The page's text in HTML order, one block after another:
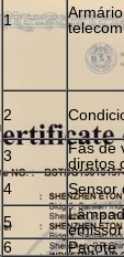
1
2
3
Fãs de
diretos
4
Sensor
5
6
Pacote